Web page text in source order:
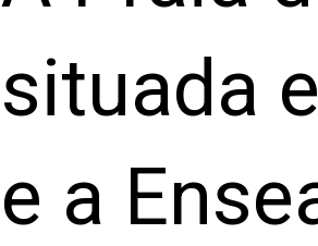
situada
e a